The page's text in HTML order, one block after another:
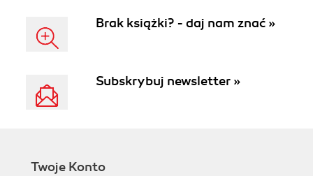
Brak książki? - daj nam znać »
Subskrybuj newsletter »
Twoje Konto